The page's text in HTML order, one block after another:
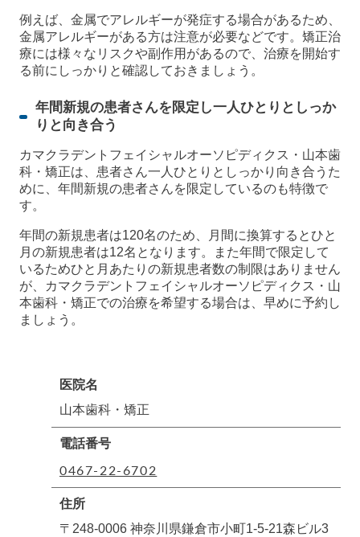
例えば、金属でアレルギーが発症する場合があるため、
金属アレルギーがある方は注意が必要などです。矯正治
療には様々なリスクや副作用があるので、治療を開始す
る前にしっかりと確認しておきましょう。
年間新規の患者さんを限定し一人ひとりとしっか
りと向き合う
カマクラデントフェイシャルオーソピディクス・山本歯
科・矯正は、患者さん一人ひとりとしっかり向き合うた
めに、年間新規の患者さんを限定しているのも特徴で
す。
年間の新規患者は120名のため、月間に換算するとひと
月の新規患者は12名となります。また年間で限定して
いるためひと月あたりの新規患者数の制限はありません
が、カマクラデントフェイシャルオーソピディクス・山
本歯科・矯正での治療を希望する場合は、早めに予約し
ましょう。
医院名
山本歯科・矯正
電話番号
0467-22-6702
住所
〒248-0006 神奈川県鎌倉市小町1-5-21森ビル3